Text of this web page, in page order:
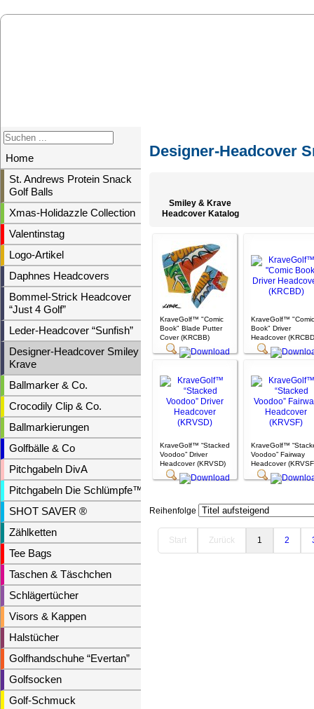
Home
St. Andrews Protein Snack
Golf Balls
Xmas-Holidazzle Collection
Valentinstag
Logo-Artikel
Daphnes Headcovers
Bommel-Strick Headcover
“Just 4 Golf”
Leder-Headcover “Sunfish”
Designer-Headcover Smiley &
Krave
Ballmarker & Co.
Crocodily Clip & Co.
Ballmarkierungen
Golfbälle & Co
Pitchgabeln DivA
Pitchgabeln Die Schlümpfe™
SHOT SAVER ®
Zählketten
Tee Bags
Taschen & Täschchen
Schlägertücher
Visors & Kappen
Halstücher
Golfhandschuhe “Evertan”
Golfsocken
Golf-Schmuck
Designer-Headcover
Smiley & Krave
Headcover Katalog
KraveGolf™ "Comic
Book" Blade Putter
Cover (KRCBB)
KraveGolf™ "Comic
Book" Driver
Headcover
KraveGolf™ “Stacked
Voodoo” Driver
Headcover (KRVSD)
KraveGolf™
Voodoo” Fairway
Headcover
Reihenfolge
Start Zurück 1 2